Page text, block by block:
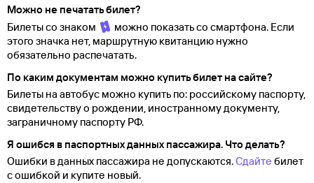
Можно не печатать билет?
Билеты со знаком
можно показать со смартфона. Если
этого значка нет, маршрутную квитанцию нужно
обязательно распечатать.
По каким документам можно купить билет на сайте?
Билеты на автобус можно купить по: российскому паспорту,
свидетельству о рождении, иностранному документу,
заграничному паспорту РФ.
Я ошибся в паспортных данных пассажира. Что делать?
Ошибки в данных пассажира не допускаются.Сдайте билет
с ошибкой и купите новый.